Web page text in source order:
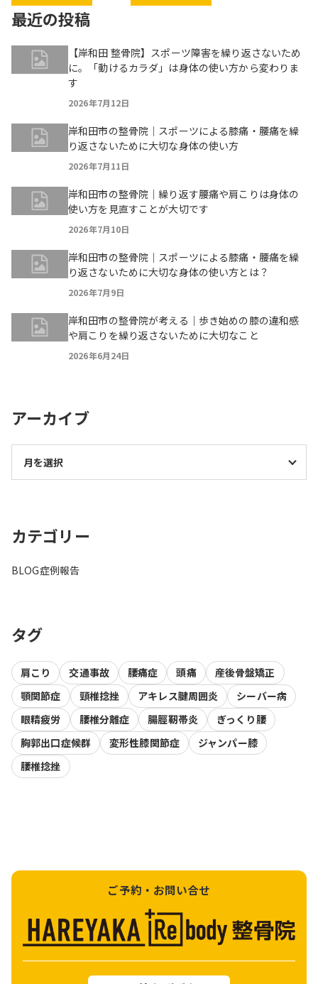
最近の投稿
【岸和田 整骨院】スポーツ障害を繰り返さないため
に。「動けるカラダ」は身体の使い方から変わりま
す
2026年7月12日
岸和田市の整骨院｜スポーツによる膝痛・腰痛を繰
り返さないために大切な身体の使い方
2026年7月11日
岸和田市の整骨院｜繰り返す腰痛や肩こりは身体の
使い方を見直すことが大切です
2026年7月10日
岸和田市の整骨院｜スポーツによる膝痛・腰痛を繰
り返さないために大切な身体の使い方とは？
2026年7月9日
岸和田市の整骨院が考える｜歩き始めの膝の違和感
や肩こりを繰り返さないために大切なこと
2026年6月24日
アーカイブ
カテゴリー
BLOG症例報告
タグ
肩こり 交通事故 腰痛症 頭痛
産後骨盤矯正
顎関節症
頸椎捻挫 アキレス腱周囲炎
シーバー病
眼精疲労
腰椎分離症 腸脛靭帯炎
ぎっくり腰
胸郭出口症候群
変形性膝関節症
ジャンパー膝
腰椎捻挫
ご予約・お問い合せ